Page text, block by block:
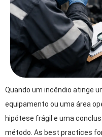
Quando um incêndio atinge
equipamento ou uma área
hipótese frágil e uma
método. As best practices